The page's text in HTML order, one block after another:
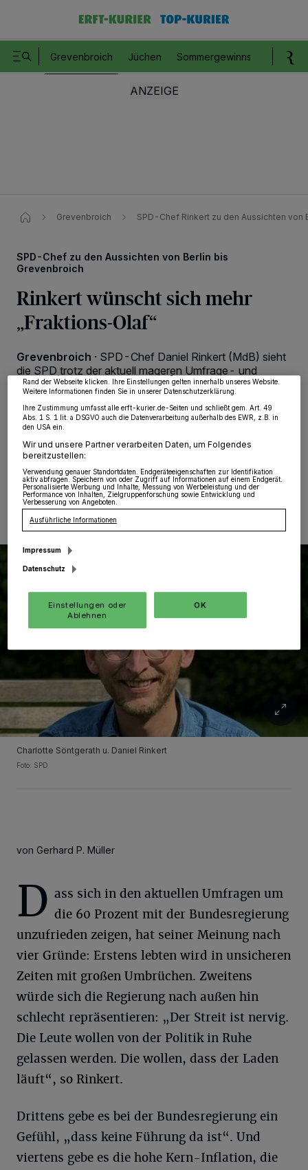
Grevenbroich Jüchen Sommergewinnspiel
Grevenbroich SPD-Chef Rinkert zu den Aussichten von
SPD-Chef zu den Aussichten von Berlin bis
Grevenbroich
Rinkert wünscht sich mehr
„Fraktions-Olaf“
Grevenbroich · SPD-Chef Daniel Rinkert (MdB) sieht
die SPD trotz der aktuell mageren Umfrage- und
Wahlwerte immer noch als Volkspartei. Und er
prophezeit für die Kommunalwahlen im kommenden
Jahr, dass alle vier „roten“ Bürgermeister (treten diese
also alle wieder an?) wiedergewählt werden.
21.09.2024 , 00:49 Uhr Eine Minute Lesezeit
Charlotte Söntgerath u. Daniel Rinkert
Foto: SPD
von Gerhard P. Müller
D ass sich in den aktuellen Umfragen um
die 60 Prozent mit der Bundesregierung
unzufrieden zeigen, hat seiner Meinung nach
vier Gründe: Erstens lebten wird in unsicheren
Zeiten mit großen Umbrüchen. Zweitens
würde sich die Regierung nach außen hin
schlecht repräsentieren: „Der Streit ist nervig.
Die Leute wollen von der Politik in Ruhe
gelassen werden. Die wollen, dass der Laden
läuft“, so Rinkert.
Drittens gebe es bei der Bundesregierung ein
Gefühl, „dass keine Führung da ist“. Und
viertens gebe es die hohe Kern-Inflation, die
Wir und unsere 218
-Partner speichern und greifen auf personenbezogene Daten
wie Browserdaten oder eindeutige Kennungen auf Ihrem Gerät zu. Durch Auswahl
von OK aktivieren Sie Tracking-Technologien für die unter „Wir und unsere
möglicherweise nicht mehr so relevant für Sie. Sie können dieses Menü jederzeit
wieder aufrufen, um Ihre Einstellungen zu ändern oder Ihre Einwilligung zu
widerrufen, indem Sie auf den Link Einstellungen oder Ablehnen am unteren
Rand der Webseite klicken. Ihre Einstellungen gelten innerhalb unseres Website.
Weitere Informationen finden Sie in unserer Datenschutzerklärung.
Ihre Zustimmung umfasst alle erft-kurier.de-Seiten und schließt gem. Art. 49
Abs. 1 S. 1 lit. a DSGVO auch die Datenverarbeitung außerhalb des EWR, z.B. in
den USA ein.
Wir und unsere Partner verarbeiten Daten, um Folgendes
bereitzustellen:
Verwendung genauer Standortdaten. Endgeräteeigenschaften zur Identifikation
aktiv abfragen. Speichern von oder Zugriff auf Informationen auf einem Endgerät.
Personalisierte Werbung und Inhalte, Messung von Werbeleistung und der
Performance von Inhalten, Zielgruppenforschung sowie Entwicklung und
Verbesserung von Angeboten.
Ausführliche Informationen
Impressum
Datenschutz
Einstellungen oder
Ablehnen
OK